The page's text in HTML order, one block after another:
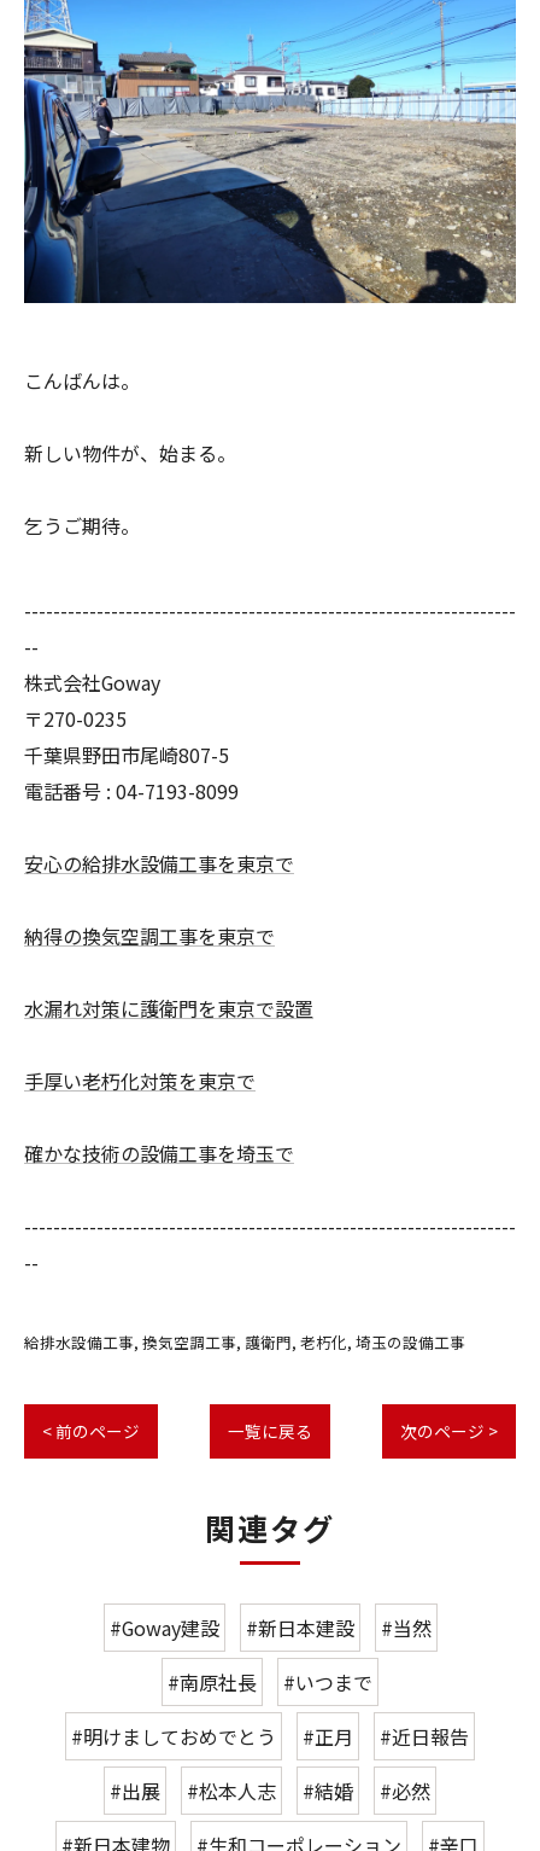
こんばんは。
新しい物件が、始まる。
乞うご期待。
--------------------------------------------------------------------
--
株式会社Goway
〒270-0235
千葉県野田市尾崎807-5
電話番号 : 04-7193-8099
安心の給排水設備工事を東京で
納得の換気空調工事を東京で
水漏れ対策に護衛門を東京で設置
手厚い老朽化対策を東京で
確かな技術の設備工事を埼玉で
--------------------------------------------------------------------
--
給排水設備工事 換気空調工事 護衛門 老朽化 埼玉の設備工事
< 前のページ 一覧に戻る 次のページ >
関連タグ
#Goway建設 #新日本建設
#当然
#南原社長
#いつまで
#明けましておめでとう
#正月
#近日報告
#出展
#松本人志 #結婚
#必然
#新日本建物
#生和コーポレーション #辛口